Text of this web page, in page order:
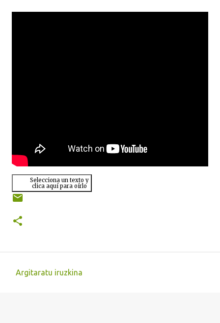
Selecciona un texto y
clica aquí para oírlo
Argitaratu iruzkina